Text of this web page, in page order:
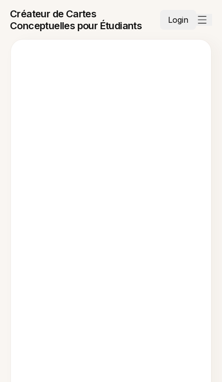
Créateur de Cartes
Conceptuelles pour Étudiants
Login